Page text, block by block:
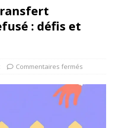
: défis et
Commentaires fermés